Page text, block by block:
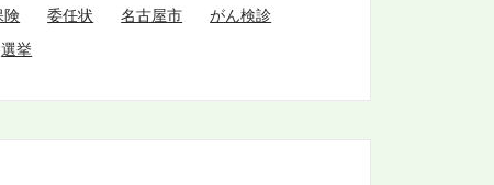
険
委任状 名古屋市
がん検診
選挙